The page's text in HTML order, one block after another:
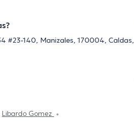
#23-140, Manizales, 170004, Caldas,
Libardo Gomez